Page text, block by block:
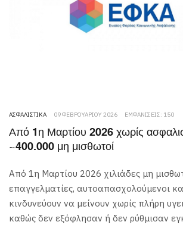
ΑΣΦΑΛΙΣΤΙΚΆ 09 ΦΕΒΡΟΥΑΡΊΟΥ 2026 ΕΜΦΑΝΊΣΕΙΣ: 150
Από 1η Μαρτίου 2026 χωρίς
~400.000 μη μισθωτοί
Από 1η Μαρτίου 2026 χιλιάδες μη
επαγγελματίες, αυτοαπασχολούμενοι
κινδυνεύουν να μείνουν χωρίς πλήρη
καθώς δεν εξόφλησαν ή δεν ρύθμισαν